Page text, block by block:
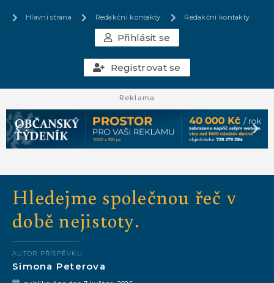
Hlavní strana Redakční kontakty Redakční kontakty
Přihlásit se
Registrovat se
Reklama
Hledejme společnou řeč v
době nejistoty.
AUTOR PŘÍSPĚVKU
Simona Peterova